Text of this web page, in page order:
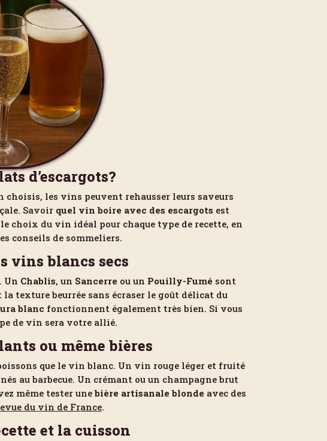
d’escargots?
les vins peuvent rehausser leurs saveurs
Savoir quel vin boire avec des escargots est
choix du vin idéal pour chaque type de recette, en
conseils de sommeliers.
vins blancs secs
Un Chablis, un Sancerreou un Pouilly-Fumésont
texture beurrée sans écraser le goût délicat du
blanc fonctionnent également très bien. Si vous
de vin sera votre allié.
ou même bières
que le vin blanc. Un vin rouge léger et fruité
au barbecue. Un crémant ou un champagne brut
même tester unebière artisanale blonde avec des
du vin de France.
et la cuisson